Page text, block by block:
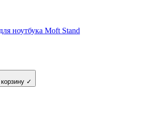
ноутбука Moft Stand
✓